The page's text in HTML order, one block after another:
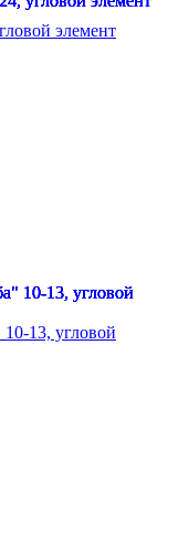
элемент
13, угловой